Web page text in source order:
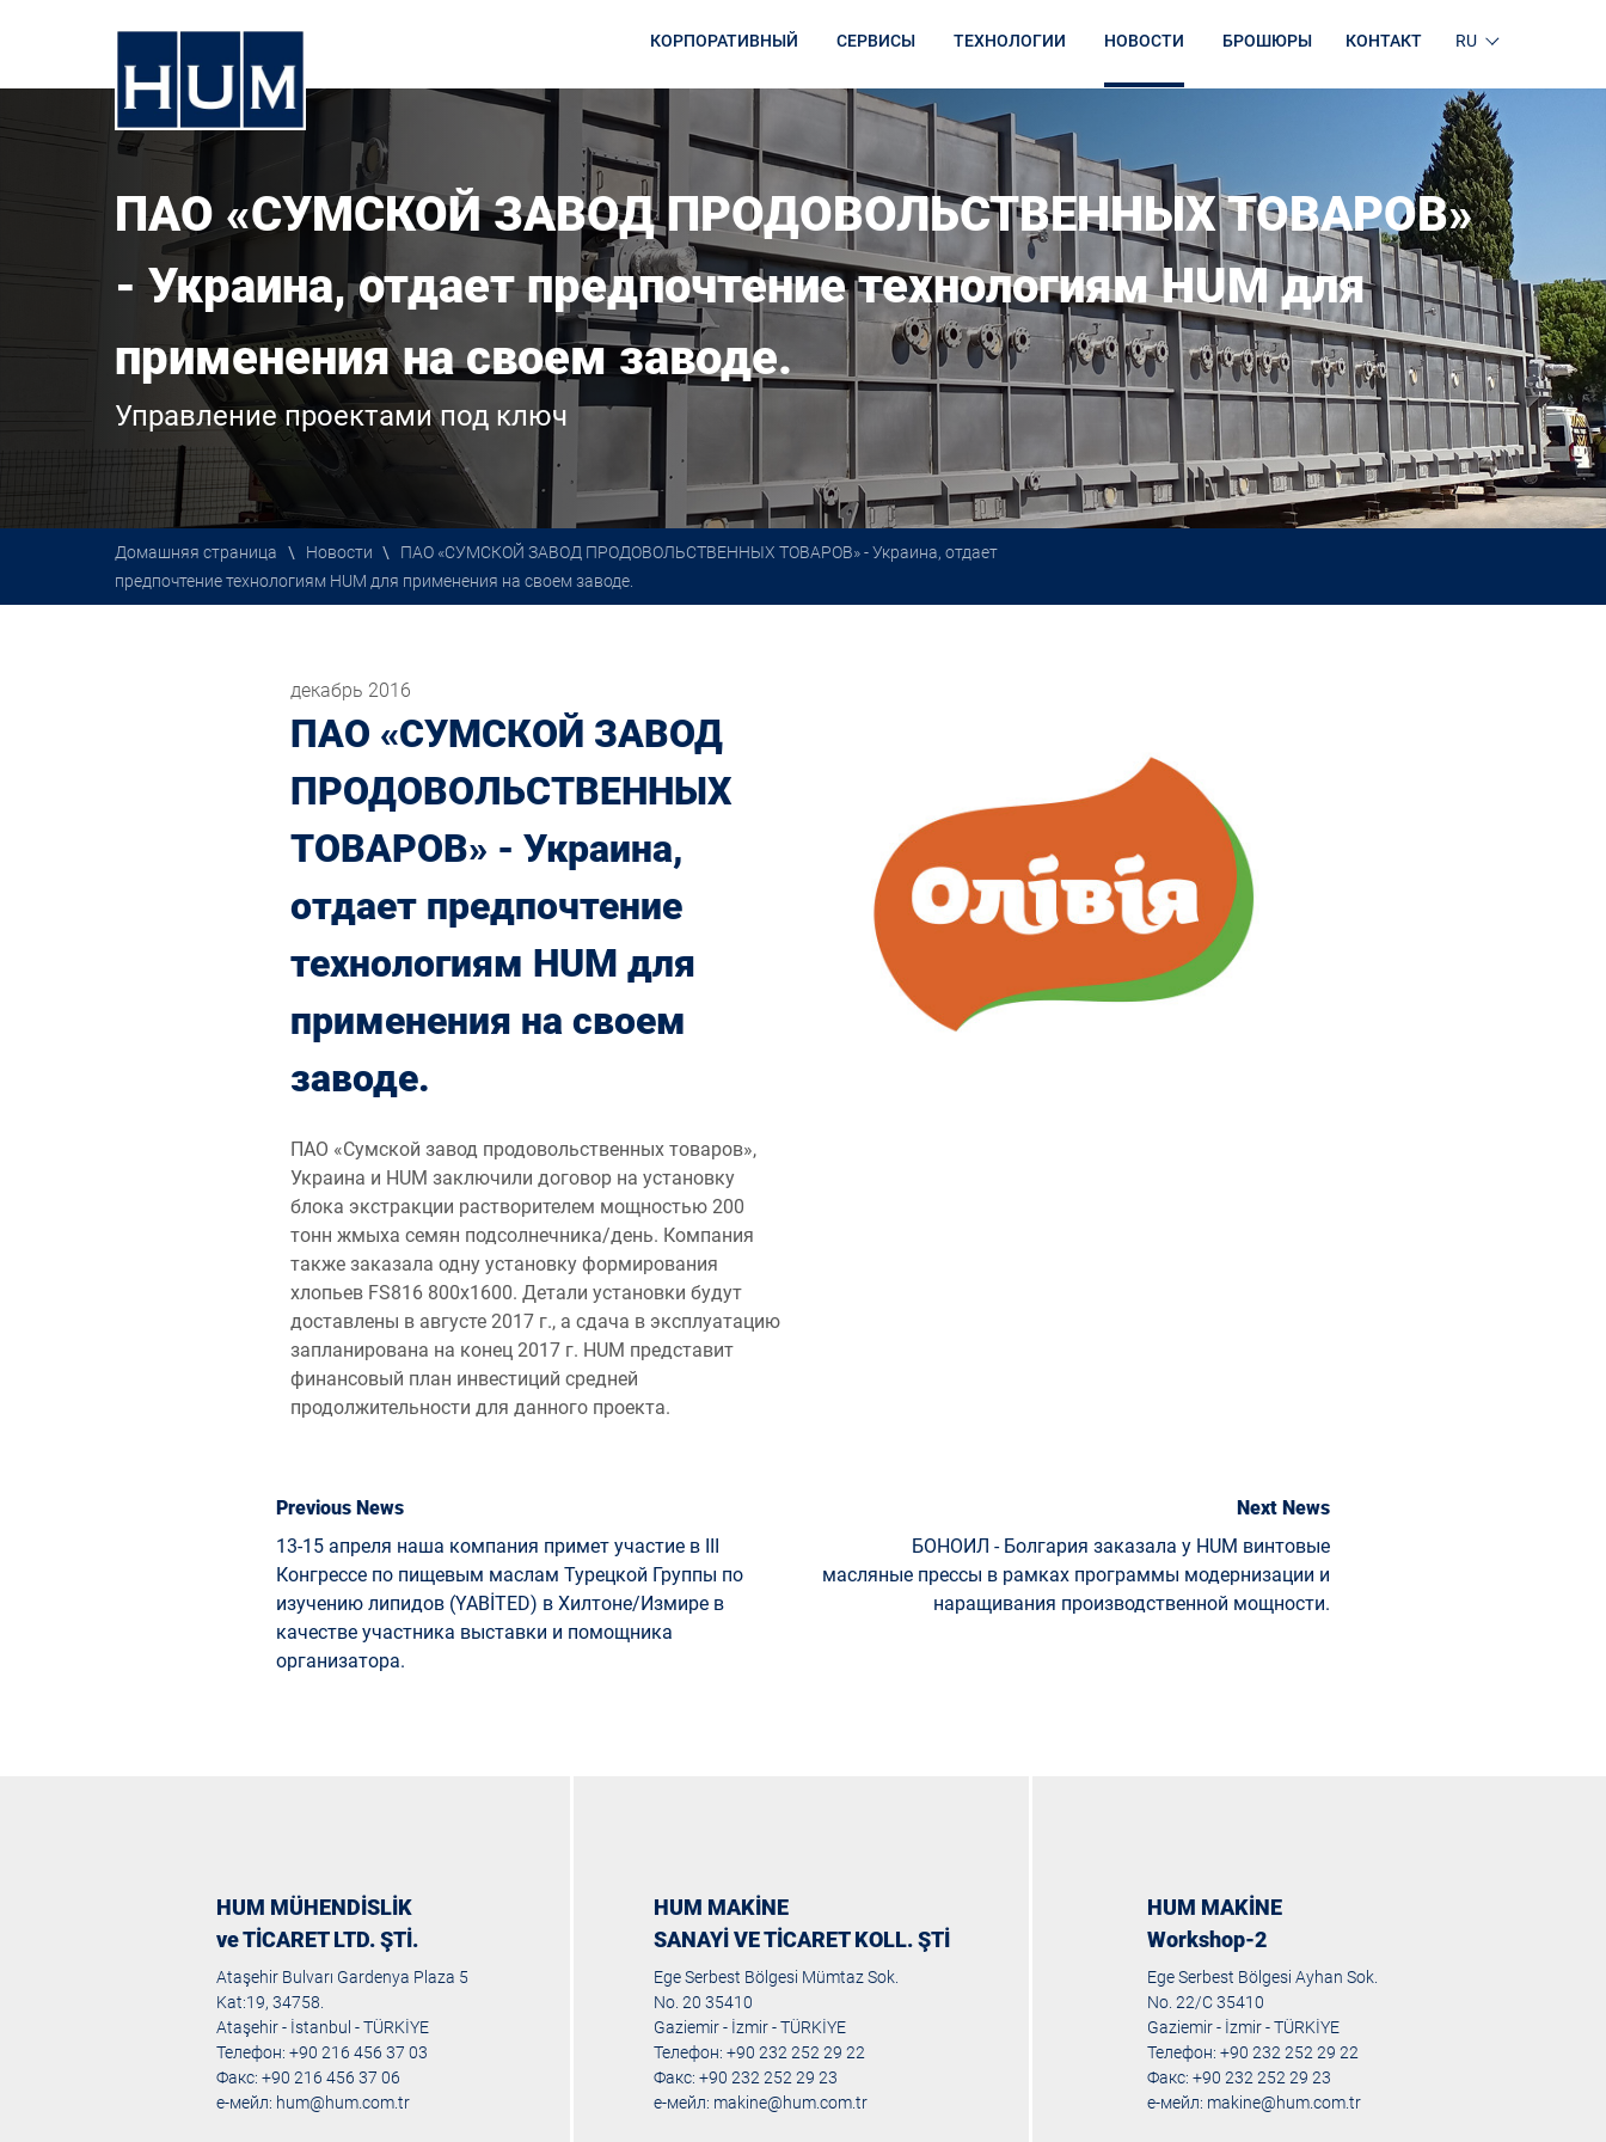
КОРПОРАТИВНЫЙ СЕРВИСЫ ТЕХНОЛОГИИ НОВОСТИ БРОШЮРЫ КОНТАКТ RU
ПАО «СУМСКОЙ ЗАВОД ПРОДОВОЛЬСТВЕННЫХ ТОВАРОВ»
- Украина, отдает предпочтение технологиям HUM для
применения на своем заводе.
Управление проектами под ключ
Домашняя страница \ Новости \
ПАО «СУМСКОЙ ЗАВОД ПРОДОВОЛЬСТВЕННЫХ ТОВАРОВ» - Украина, отдает
предпочтение технологиям HUM для применения на своем заводе.
декабрь 2016
ПАО «СУМСКОЙ ЗАВОД
ПРОДОВОЛЬСТВЕННЫХ
ТОВАРОВ» - Украина,
отдает предпочтение
технологиям HUM для
применения на своем
заводе.
ПАО «Сумской завод продовольственных товаров»,
Украина и HUM заключили договор на установку
блока экстракции растворителем мощностью 200
тонн жмыха семян подсолнечника/день. Компания
также заказала одну установку формирования
хлопьев FS816 800х1600. Детали установки будут
доставлены в августе 2017 г., а сдача в эксплуатацию
запланирована на конец 2017 г. HUM представит
финансовый план инвестиций средней
продолжительности для данного проекта.
Previous News
13-15 апреля наша компания примет участие в III
Конгрессе по пищевым маслам Турецкой Группы по
изучению липидов (YABİTED) в Хилтоне/Измире в
качестве участника выставки и помощника
организатора.
Next News
БОНОИЛ - Болгария заказала у HUM винтовые
масляные прессы в рамках программы модернизации и
наращивания производственной мощности.
HUM MÜHENDİSLİK
ve TİCARET LTD. ŞTİ.
Ataşehir Bulvarı Gardenya Plaza 5
Kat:19, 34758.
Ataşehir - İstanbul - TÜRKİYE
Телефон: +90 216 456 37 03
Факс: +90 216 456 37 06
е-мейл: hum@hum.com.tr
HUM MAKİNE
SANAYİ VE TİCARET KOLL. ŞTİ
Ege Serbest Bölgesi Mümtaz Sok.
No. 20 35410
Gaziemir - İzmir - TÜRKİYE
Телефон: +90 232 252 29 22
Факс: +90 232 252 29 23
е-мейл: makine@hum.com.tr
HUM MAKİNE
Workshop-2
Ege Serbest Bölgesi Ayhan Sok.
No. 22/C 35410
Gaziemir - İzmir - TÜRKİYE
Телефон: +90 232 252 29 22
Факс: +90 232 252 29 23
е-мейл: makine@hum.com.tr